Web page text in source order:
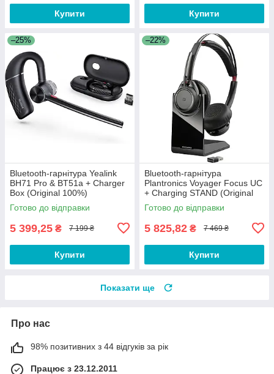
Купити Купити
–25%
Bluetooth-гарнітура Yealink
BH71 Pro & BT51a + Charger
Box (Original 100%)
Готово до відправки
5 399,25 ₴ 7 199 ₴
Купити
–22%
Bluetooth-гарнітура
Plantronics Voyager Focus UC
+ Charging STAND (Original
100%) (B825-M WW)
Готово до відправки
5 825,82 ₴ 7 469 ₴
Купити
Показати ще
Про нас
98% позитивних з 44 відгуків за рік
Працює з 23.12.2011